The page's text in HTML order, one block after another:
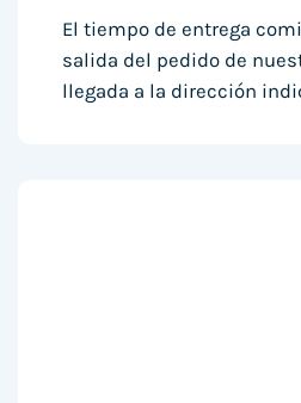
El tiempo de entrega
salida del pedido de
llegada a la dirección